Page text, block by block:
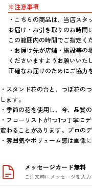
※注意事項
・こちらの商品は、当店スタ
お届け・お引き取りのお時間
この範囲内の時間でご指定く
・お届け先が店舗・施設等
くださいますようお願いいた
正確なお届けのためにご協力
・スタンド花の台と、つぼ花の
します。
・季節の花を使用し、今、品質
・フローリストが1つ1つ丁寧に
変わることがあります。プロの
メッセージカード無料
ご注文時にメッセージを入